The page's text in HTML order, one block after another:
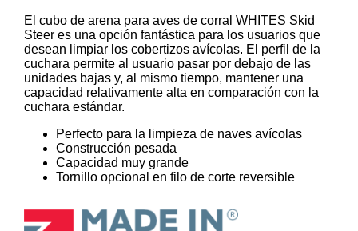
El cubo de arena para aves de corral WHITES Skid
Steer es una opción fantástica para los usuarios que
desean limpiar los cobertizos avícolas. El perfil de la
cuchara permite al usuario pasar por debajo de las
unidades bajas y, al mismo tiempo, mantener una
capacidad relativamente alta en comparación con la
cuchara estándar.
Perfecto para la limpieza de naves avícolas
Construcción pesada
Capacidad muy grande
Tornillo opcional en filo de corte reversible